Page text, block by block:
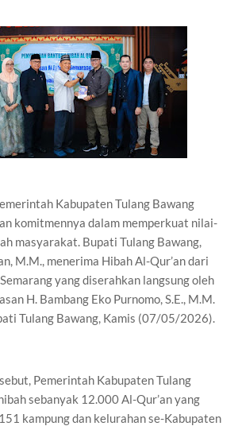
Kabupaten Tulang Bawang
komitmennya dalam memperkuat nilai-
masyarakat. Bupati Tulang Bawang,
M.M., menerima Hibah Al-Qur’an dari
yang diserahkan langsung oleh
H. Bambang Eko Purnomo, S.E., M.M.
Tulang Bawang, Kamis (07/05/2026).
Pemerintah Kabupaten Tulang
sebanyak 12.000 Al-Qur’an yang
kampung dan kelurahan se-Kabupaten